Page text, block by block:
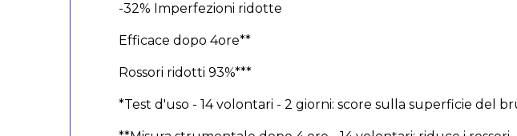
-32% Imperfezioni ridotte
Efficace dopo 4ore**
Rossori ridotti 93%***
*Test d'uso - 14 volontari - 2 giorni: score sulla superficie del